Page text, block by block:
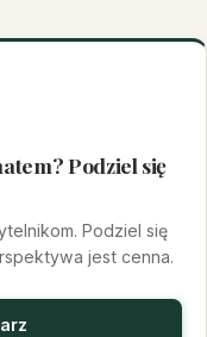
Podziel się
Podziel się
jest cenna.